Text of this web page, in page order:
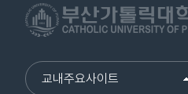
교내주요사이트